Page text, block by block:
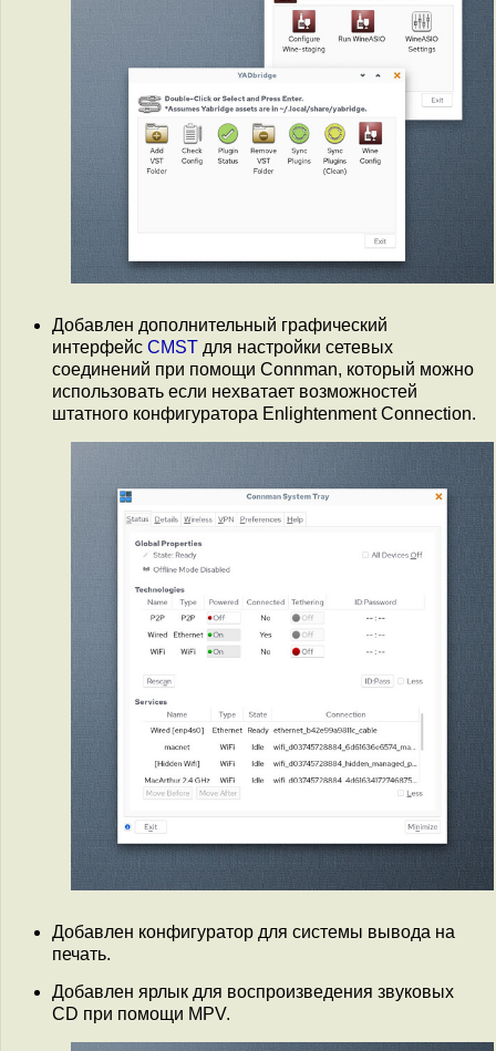
Добавлен дополнительный графический
интерфейс CMST для настройки сетевых
соединений при помощи Connman, который можно
использовать если нехватает возможностей
штатного конфигуратора Enlightenment Connection.
Добавлен конфигуратор для системы вывода на
печать.
Добавлен ярлык для воспроизведения звуковых
CD при помощи MPV.